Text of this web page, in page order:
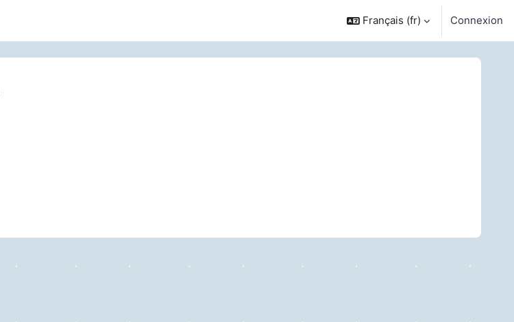
Français ‎(fr)‎ Connexion